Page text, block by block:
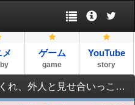
メ ゲーム
game
YouTube
story
【悲報】まじで相談に乗ってくれ、外人と見せ合いっこしたら晒すって脅された結果…ｗｗｗｗｗｗｗｗｗｗｗｗ